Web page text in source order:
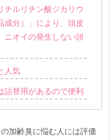
チルリチン酸ジカリウ
成分）」により、頭皮
ニオイの発生しない頭
人気
詰替用があるので便利
加齢臭に悩む人には評価